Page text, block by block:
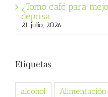
¿Tomo café para
deprisa
21 julio, 2026
Etiquetas
alcohol